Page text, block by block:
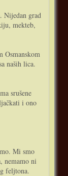
Nijedan grad
mekteb,
Osmanskom
naših lica.
srušene
i ono
Mi smo
nemamo ni
feljtona.